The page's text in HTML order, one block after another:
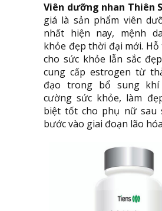
Viên dưỡng nhan Thiên
giá là sản phẩm viên
nhất hiện nay, mệnh
khỏe đẹp thời đại mới.
cho sức khỏe lẫn sắc
cung cấp estrogen từ
đạo trong bổ sung khí
cường sức khỏe, làm
biệt tốt cho phụ nữ sau
bước vào giai đoạn lão